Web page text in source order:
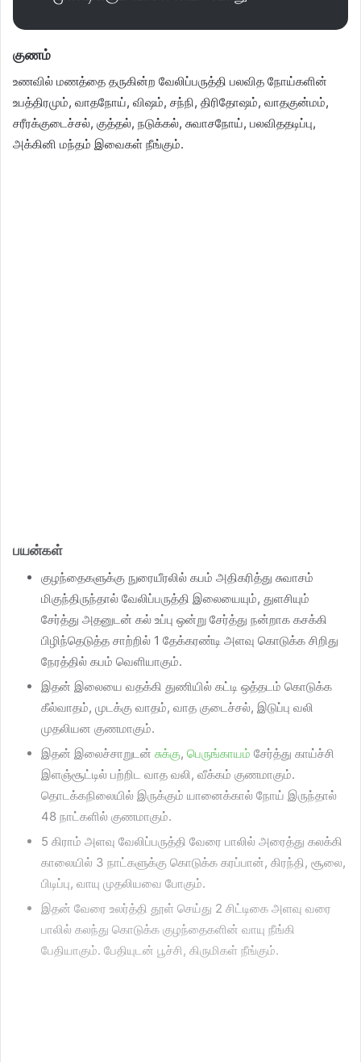
குணம்
உணவில் மணத்தை தருகின்ற வேலிப்பருத்தி பலவித நோய்களின்
உபத்திரமும், வாதநோய், விஷம், சந்நி, திரிதோஷம், வாதகுன்மம்,
சரீரக்குடைச்சல், குத்தல், நடுக்கல், சுவாசநோய், பலவிததடிப்பு,
அக்கினி மந்தம் இவைகள் நீங்கும்.
பயன்கள்
குழந்தைகளுக்கு நுரையீரலில் கபம் அதிகரித்து சுவாசம்
மிகுந்திருந்தால் வேலிப்பருத்தி இலையையும், துளசியும்
சேர்த்து அதனுடன் கல் உப்பு ஒன்று சேர்த்து நன்றாக கசக்கி
பிழிந்தெடுத்த சாற்றில் 1 தேக்கரண்டி அளவு கொடுக்க சிறிது
நேரத்தில் கபம் வெளியாகும்.
இதன் இலையை வதக்கி துணியில் கட்டி ஒத்தடம் கொடுக்க
கீல்வாதம், முடக்கு வாதம், வாத குடைச்சல், இடுப்பு வலி
முதலியன குணமாகும்.
இதன் இலைச்சாறுடன் சுக்கு, பெருங்காயம் சேர்த்து காய்ச்சி
இளஞ்சூட்டில் பற்றிட வாத வலி, வீக்கம் குணமாகும்.
தொடக்கநிலையில் இருக்கும் யானைக்கால் நோய் இருந்தால்
48 நாட்களில் குணமாகும்.
5 கிராம் அளவு வேலிப்பருத்தி வேரை பாலில் அரைத்து கலக்கி
காலையில் 3 நாட்களுக்கு கொடுக்க கரப்பான், கிரந்தி, சூலை,
பிடிப்பு, வாயு முதலியவை போகும்.
இதன் வேரை உலர்த்தி தூள் செய்து 2 சிட்டிகை அளவு வரை
பாலில் கலந்து கொடுக்க குழந்தைகளின் வாயு நீங்கி
பேதியாகும். பேதியுடன் பூச்சி, கிருமிகள் நீங்கும்.